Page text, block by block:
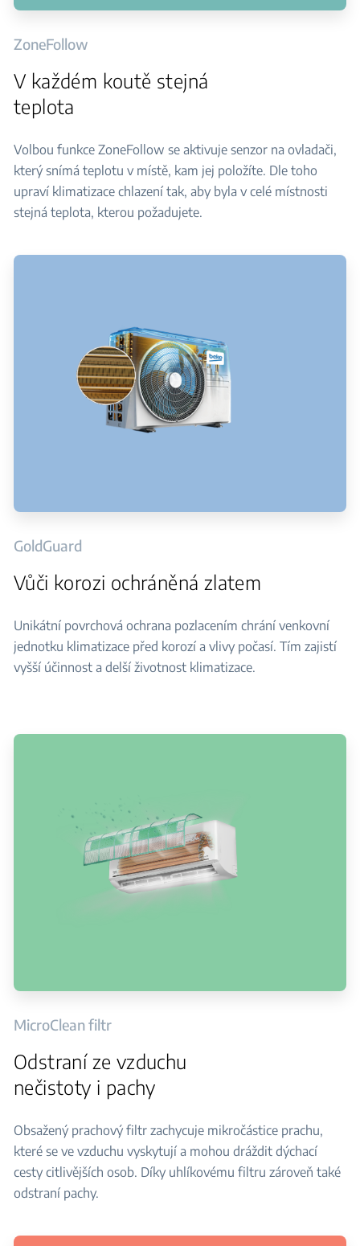
ZoneFollow
V každém koutě stejná
teplota
Volbou funkce ZoneFollow se aktivuje senzor na ovladači,
který snímá teplotu v místě, kam jej položíte. Dle toho
upraví klimatizace chlazení tak, aby byla v celé místnosti
stejná teplota, kterou požadujete.
GoldGuard
Vůči korozi ochráněná zlatem
Unikátní povrchová ochrana pozlacením chrání venkovní
jednotku klimatizace před korozí a vlivy počasí. Tím zajistí
vyšší účinnost a delší životnost klimatizace.
MicroClean filtr
Odstraní ze vzduchu
nečistoty i pachy
Obsažený prachový filtr zachycuje mikročástice prachu,
které se ve vzduchu vyskytují a mohou dráždit dýchací
cesty citlivějších osob. Díky uhlíkovému filtru zároveň také
odstraní pachy.